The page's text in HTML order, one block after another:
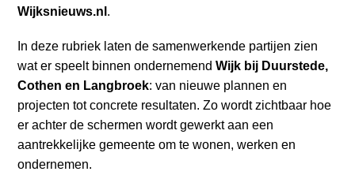
t
m
a
i
n
c
o
n
Wijksnieuws.nl .
In deze rubriek laten de samenwerkende partijen zien
wat er speelt binnen ondernemendWijk bij Duurstede,
Cothen en Langbroek: van nieuwe plannen en
projecten tot concrete resultaten. Zo wordt zichtbaar hoe
er achter de schermen wordt gewerkt aan een
aantrekkelijke gemeente om te wonen, werken en
ondernemen.